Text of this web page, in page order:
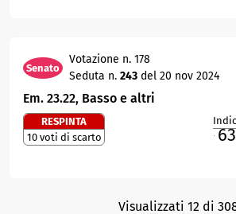
Senato
Votazione n. 178
Seduta n. 243 del 20 nov 2024
Em. 23.22, Basso e altri
RESPINTA
10 voti di scarto
Visualizzati 12 di